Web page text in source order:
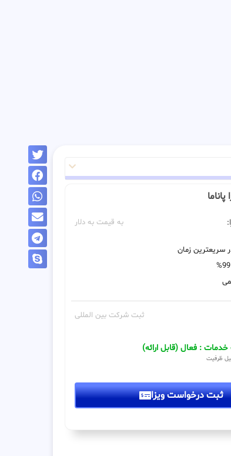
پاناما
به قیمت به دلار
سریعترین زمان
ثبت شرکت بین المللی
: فعال (قابل ارائه)
ظرفیت
ثبت درخواست ویزا